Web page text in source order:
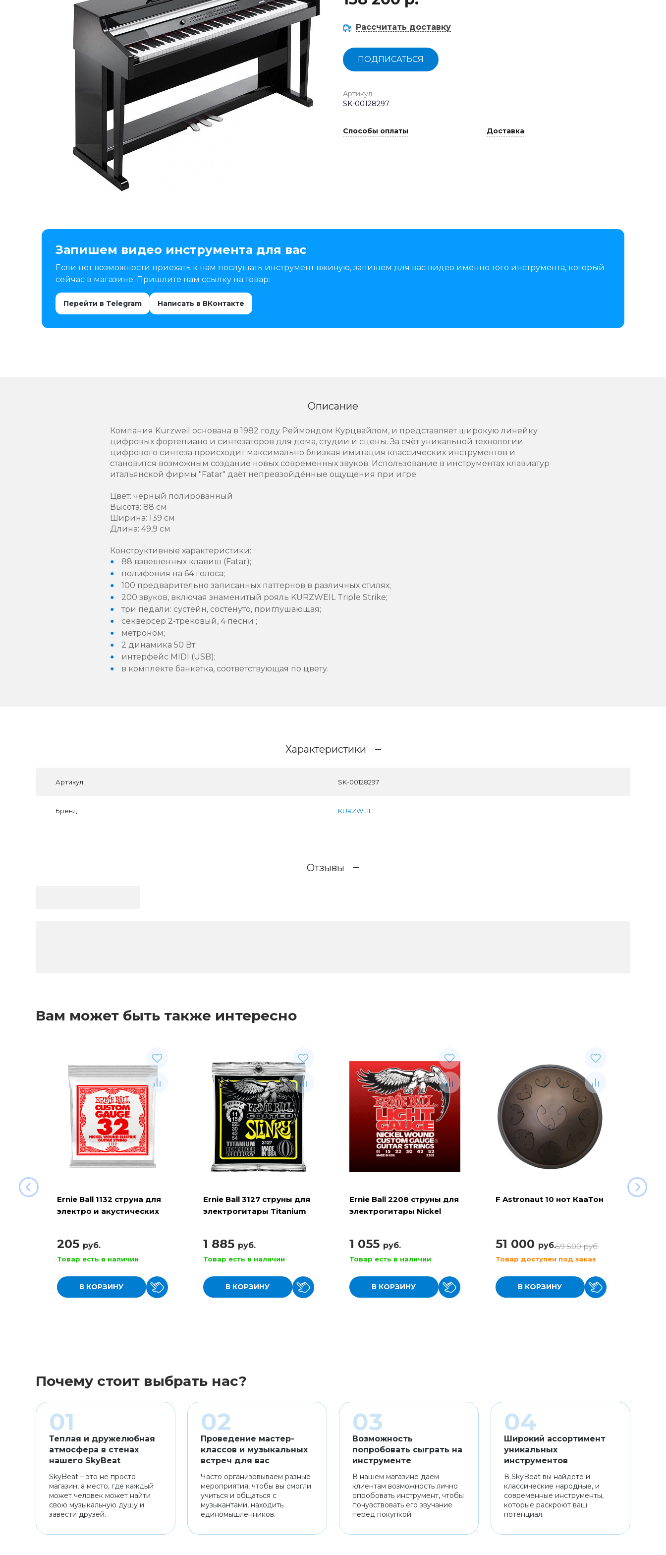
Рассчитать доставку
ПОДПИСАТЬСЯ
Артикул
SK-00128297
Способы оплаты Доставка
Запишем видео инструмента для вас
Если нет возможности приехать к нам послушать инструмент вживую, запишем для вас видео именно того инструмента, который
сейчас в магазине. Пришлите нам ссылку на товар:
Перейти в Telegram Написать в ВКонтакте
Описание
Компания Kurzweil основана в 1982 году Реймондом Курцвайлом, и представляет широкую линейку
цифровых фортепиано и синтезаторов для дома, студии и сцены. За счёт уникальной технологии
цифрового синтеза происходит максимально близкая имитация классических инструментов и
становится возможным создание новых современных звуков. Использование в инструментах клавиатур
итальянской фирмы "Fatar" даёт непревзойдённые ощущения при игре.
Цвет: черный полированный
Высота: 88 см
Ширина: 139 см
Длина: 49,9 см
Конструктивные характеристики:
88 взвешенных клавиш (Fatar);
полифония на 64 голоса;
100 предварительно записанных паттернов в различных стилях;
200 звуков, включая знаменитый рояль KURZWEIL Triple Strike;
три педали: сустейн, состенуто, приглушающая;
секверсер 2-трековый, 4 песни ;
метроном;
2 динамика 50 Вт;
интерфейс MIDI (USB);
в комплекте банкетка, соответствующая по цвету.
Характеристики
Артикул SK-00128297
Бренд KURZWEIL
Отзывы
Вам может быть также интересно
Ernie Ball 1132 струна для
электро и акустических
205 руб.
Товар есть в наличии
В КОРЗИНУ
Ernie Ball 3127 струны для
электрогитары Titanium
1 885 руб.
Товар есть в наличии
В КОРЗИНУ
Ernie Ball 2208 струны для
электрогитары Nickel
1 055 руб.
Товар есть в наличии
В КОРЗИНУ
F Astronaut 10 нот КааТон
51 000 руб.59 500руб.
Товар доступен под заказ
В КОРЗИНУ
C
Почему стоит выбрать нас?
Теплая и дружелюбная
атмосфера в стенах
нашего SkyBeat
SkyBeat – это не просто
магазин, а место, где каждый
может человек может найти
свою музыкальную душу и
завести друзей.
Проведение мастер-
классов и музыкальных
встреч для вас
Часто организовываем разные
мероприятия, чтобы вы смогли
учиться и общаться с
музыкантами, находить
единомышленников.
Возможность
попробовать сыграть на
инструменте
В нашем магазине даем
клиентам возможность лично
опробовать инструмент, чтобы
почувствовать его звучание
перед покупкой.
Широкий ассортимент
уникальных
инструментов
В SkyBeat вы найдете и
классические народные, и
современные инструменты,
которые раскроют ваш
потенциал.